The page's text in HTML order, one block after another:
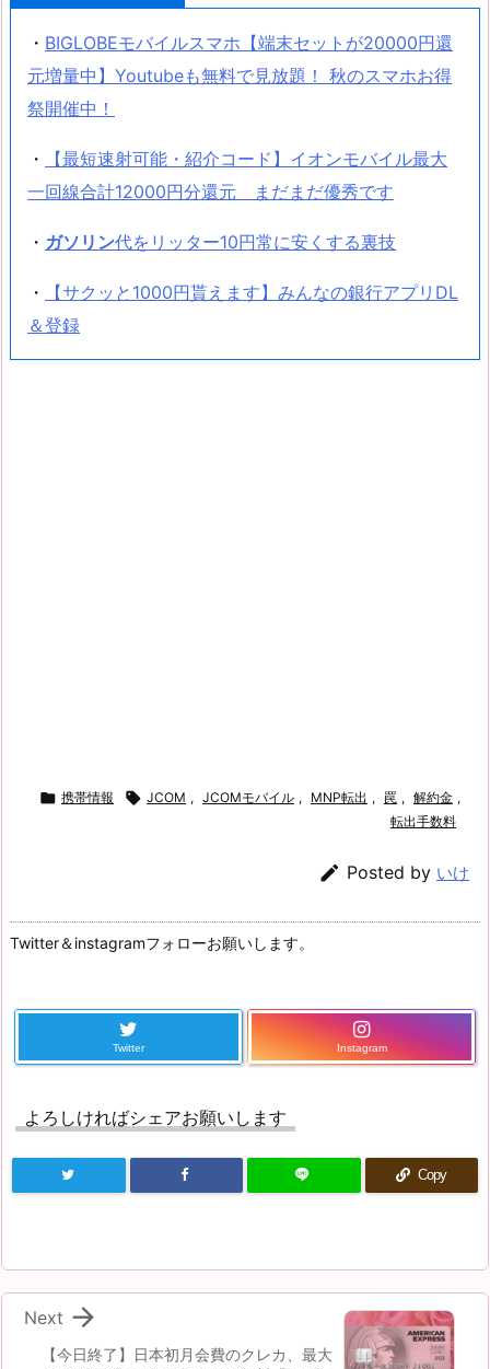
・ BIGLOBEモバイルスマホ【端末セットが20000円還
元増量中】Youtubeも無料で見放題！ 秋のスマホお得
祭開催中！
・
【最短速射可能・紹介コード】イオンモバイル最大
一回線合計12000円分還元 まだまだ優秀です
・ ガソリン代をリッター10円常に安くする裏技
・
【サクッと1000円貰えます】みんなの銀行アプリDL
＆登録
 携帯情報  JCOM , JCOMモバイル , MNP転出 , 罠 , 解約金 ,
転出手数料
 Posted by いけ
Twitter＆instagramフォローお願いします。
Twitter Instagram
よろしければシェアお願いします
Copy
【今日終了】日本初月会費のクレカ、最大

Next